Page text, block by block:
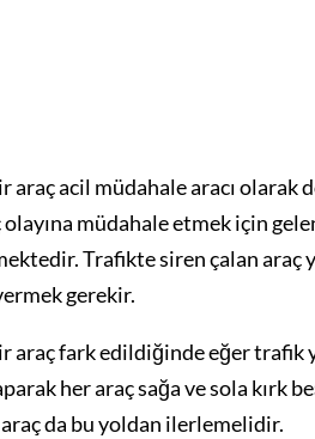
acil müdahale aracı olarak
müdahale etmek için
Trafikte siren çalan araç
gerekir.
araç fark edildiğinde eğer trafik
her araç sağa ve sola kırk
da bu yoldan ilerlemelidir.